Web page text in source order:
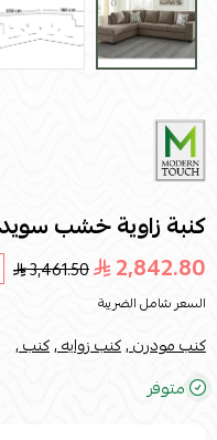
كنبة زاوية خشب
2,842.80
3,461.50
السعر شامل الضريبة
كنب مودرن ,كنب زوايه ,كنب ,
متوفر